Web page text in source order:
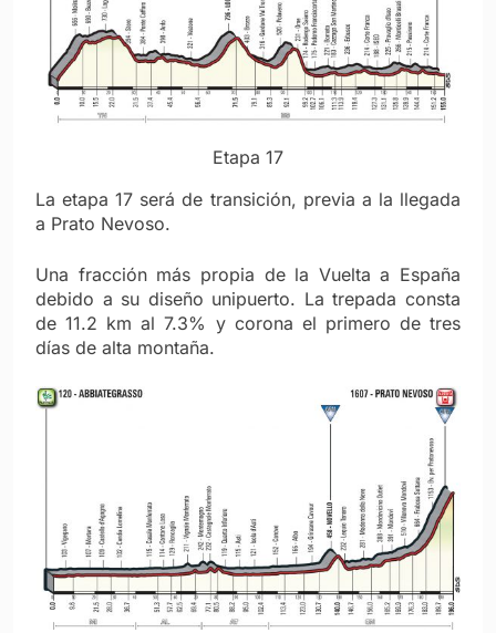
Etapa 17
La etapa 17 será de transición, previa a la llegada
a Prato Nevoso.
Una fracción más propia de la Vuelta a España
debido a su diseño unipuerto. La trepada consta
de 11.2 km al 7.3% y corona el primero de tres
días de alta montaña.